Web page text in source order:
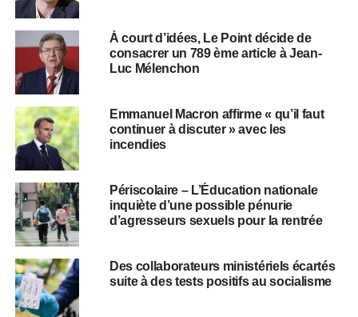
À court d’idées, Le Point décide de
consacrer un 789 ème article à Jean-
Luc Mélenchon
Emmanuel Macron affirme « qu’il faut
continuer à discuter » avec les
incendies
Périscolaire – L’Éducation nationale
inquiète d’une possible pénurie
d’agresseurs sexuels pour la rentrée
Des collaborateurs ministériels écartés
suite à des tests positifs au socialisme